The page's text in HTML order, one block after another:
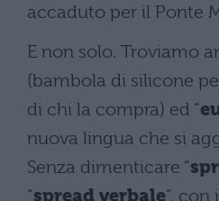
accaduto per il Ponte
E non solo. Troviamo
(bambola di silicone
di chi la compra) ed “
nuova lingua che si
Senza dimenticare “
“spread verbale“,